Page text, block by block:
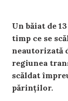
Un băiat de
timp ce se
neautorizată
regiunea
scăldat
părinților.